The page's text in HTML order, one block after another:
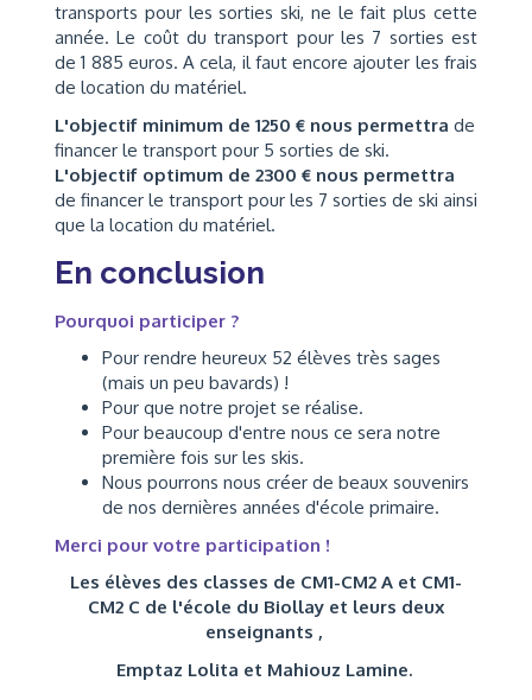
transports pour les sorties ski, ne le fait plus cette
année. Le coût du transport pour les 7 sorties est
de 1 885 euros. A cela, il faut encore ajouter les frais
de location du matériel.
L'objectif minimum de 1250 € nous permettra de
financer le transport pour 5 sorties de ski.
L'objectif optimum de 2300 € nous permettra
de financer le transport pour les 7 sorties de ski ainsi
que la location du matériel.
En conclusion
Pourquoi participer ?
Pour rendre heureux 52 élèves très sages
(mais un peu bavards) !
Pour que notre projet se réalise.
Pour beaucoup d'entre nous ce sera notre
première fois sur les skis.
Nous pourrons nous créer de beaux souvenirs
de nos dernières années d'école primaire.
Merci pour votre participation !
Les élèves des classes de CM1-CM2 A et CM1-
CM2 C de l'école du Biollay et leurs deux
enseignants ,
Emptaz Lolita et Mahiouz Lamine.